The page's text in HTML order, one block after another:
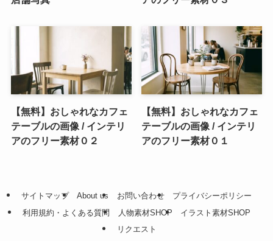
【無料】おしゃれなカフェ
テーブルの画像 / インテリ
アのフリー素材０２
【無料】おしゃれなカフェ
テーブルの画像 / インテリ
アのフリー素材０１
サイトマップ About us お問い合わせ
プライバシーポリシー
利用規約・よくある質問
人物素材SHOP
イラスト素材SHOP
リクエスト